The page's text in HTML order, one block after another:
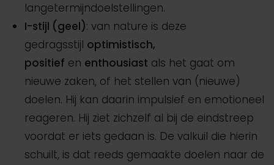
langetermijndoelstellingen.
I-stijl (geel): van nature is deze
gedragsstijl optimistisch,
positief en enthousiast als het gaat om
nieuwe zaken, of het stellen van (nieuwe)
doelen. Hij kan daarin impulsief en emotioneel
reageren. Hij ziet zichzelf al bij de eindstreep
voordat er iets gedaan is. De valkuil die hierin
schuilt, is dat reeds gemaakte doelen naar de